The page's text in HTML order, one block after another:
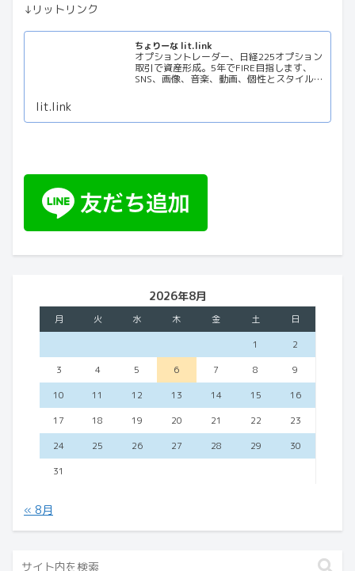
↓リットリンク
ちょりーな lit.link
オプショントレーダー、日経225オプション
取引で資産形成。5年でFIRE目指します、
SNS、画像、音楽、動画、個性とスタイルを
lit.link
2026年8月
月 火 水 木 金 土
日
1
2
3
4 5 6 7 8
9
10
11 12 13 14 15
16
17
18 19 20 21 22
23
24
25 26 27 28 29
30
31
« 8月